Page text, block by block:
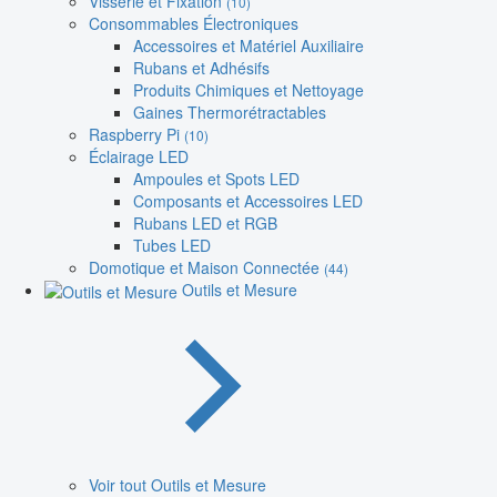
Consommables Électroniques
Accessoires et Matériel Auxiliaire
Rubans et Adhésifs
Produits Chimiques et Nettoyage
Gaines Thermorétractables
Raspberry Pi (10)
Éclairage LED
Ampoules et Spots LED
Composants et Accessoires LED
Rubans LED et RGB
Tubes LED
Domotique et Maison Connectée (44)
Outils et Mesure
Voir tout Outils et Mesure